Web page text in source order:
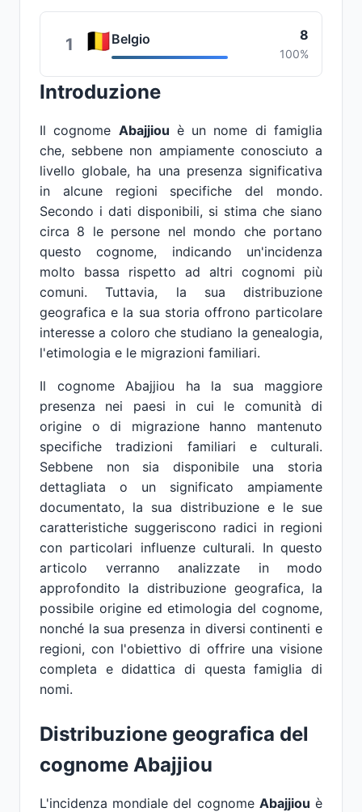
1 Belgio 8
100%
Introduzione
Il cognome Abajjiou è un nome di famiglia
che, sebbene non ampiamente conosciuto a
livello globale, ha una presenza significativa
in alcune regioni specifiche del mondo.
Secondo i dati disponibili, si stima che siano
circa 8 le persone nel mondo che portano
questo cognome, indicando un'incidenza
molto bassa rispetto ad altri cognomi più
comuni. Tuttavia, la sua distribuzione
geografica e la sua storia offrono particolare
interesse a coloro che studiano la genealogia,
l'etimologia e le migrazioni familiari.
Il cognome Abajjiou ha la sua maggiore
presenza nei paesi in cui le comunità di
origine o di migrazione hanno mantenuto
specifiche tradizioni familiari e culturali.
Sebbene non sia disponibile una storia
dettagliata o un significato ampiamente
documentato, la sua distribuzione e le sue
caratteristiche suggeriscono radici in regioni
con particolari influenze culturali. In questo
articolo verranno analizzate in modo
approfondito la distribuzione geografica, la
possibile origine ed etimologia del cognome,
nonché la sua presenza in diversi continenti e
regioni, con l'obiettivo di offrire una visione
completa e didattica di questa famiglia di
nomi.
Distribuzione geografica del
cognome Abajjiou
L'incidenza mondiale del cognome Abajjiou è